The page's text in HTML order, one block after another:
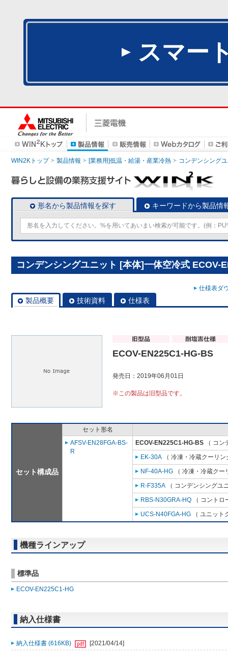
スマー
WIN2Kトップ 製品情報 [業務用]低温・給湯・産業冷熱 コンデンシング
形名から製品情報を探す キーワードから製品情
コンデンシングユニット [本体]一体空冷式 ECOV-
仕様表ダ
製品概要 技術資料 仕様表
ECOV-EN225C1-HG-BS
発売日：2019年06月01日
※この製品は旧型品です。
セット構成品
セット形名
AFSV-EN28FGA-BS-
R
ECOV-EN225C1-HG-BS （ コ
EK-30A （ 冷凍・冷蔵クーリ
NF-40A-HG （ 冷凍・冷蔵ク
R-F335A （ コンデンシングユ
RBS-N30GRA-HQ （ コント
UCS-N40FGA-HG （ ユニット
機種ラインアップ
標準品
ECOV-EN225C1-HG
納入仕様書
納入仕様書 (616KB) [2021/04/14]